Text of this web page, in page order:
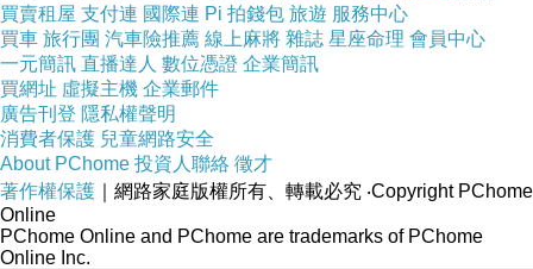
交疊滾邊，細部展現玩美巧思~
亮眼桃紅，甜美主角非妳莫屬~
繽紛寶藍，俏麗可人彰顯氣質~
買賣租屋 支付連 國際連 Pi 拍錢包 旅遊 服務中心
買車 旅行團 汽車險推薦 線上麻將 雜誌 星座命理 會員中心
一元簡訊 直播達人 數位憑證 企業簡訊
買網址 虛擬主機 企業郵件
廣告刊登 隱私權聲明
消費者保護 兒童網路安全
About PChome 投資人聯絡 徵才
著作權保護 ｜網路家庭版權所有、轉載必究 ‧Copyright PChome
Online
PChome Online and PChome are trademarks of PChome
Online Inc.